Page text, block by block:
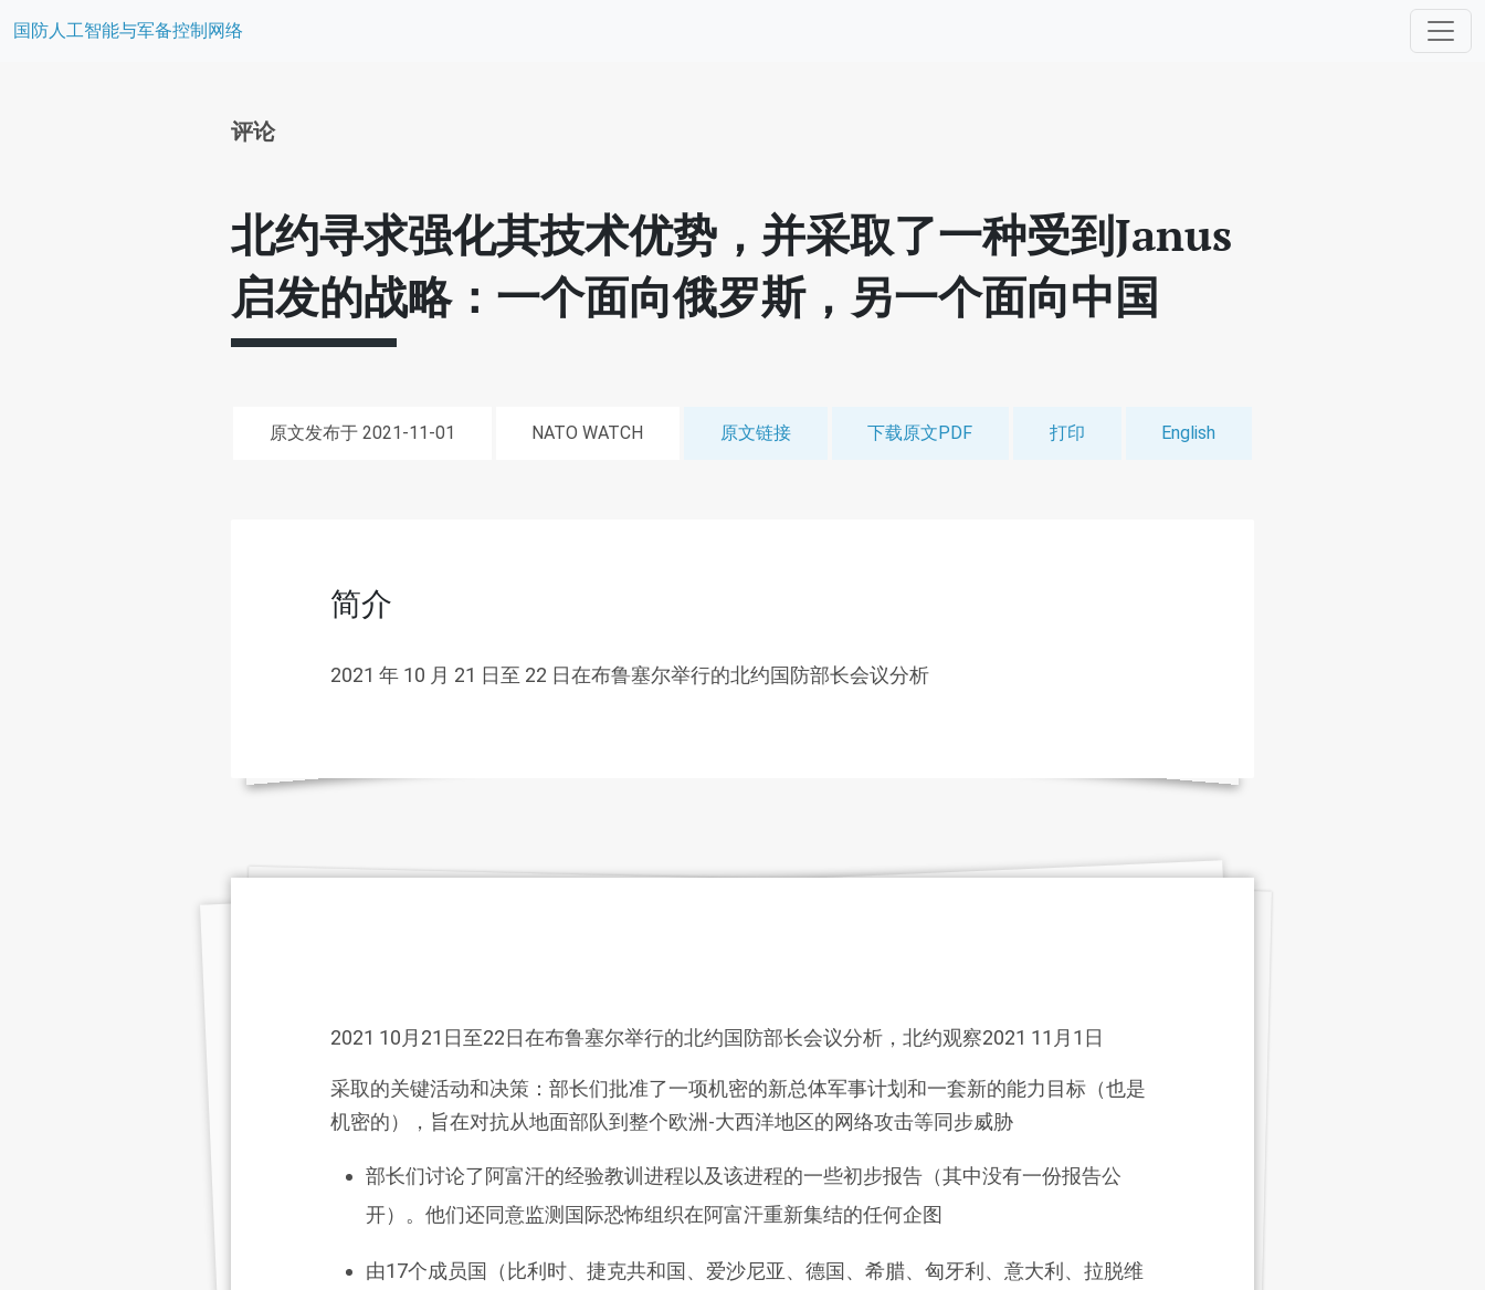
国防人工智能与军备控制网络
评论
北约寻求强化其技术优势，并采取了一种受到Janus
启发的战略：一个面向俄罗斯，另一个面向中国
原文发布于 2021-11-01 NATO WATCH 原文链接 下载原文PDF 打印 English
简介
2021 年 10 月 21 日至 22 日在布鲁塞尔举行的北约国防部长会议分析
2021 10月21日至22日在布鲁塞尔举行的北约国防部长会议分析，北约观察2021 11月1日
采取的关键活动和决策：部长们批准了一项机密的新总体军事计划和一套新的能力目标（也是
机密的），旨在对抗从地面部队到整个欧洲-大西洋地区的网络攻击等同步威胁
部长们讨论了阿富汗的经验教训进程以及该进程的一些初步报告（其中没有一份报告公
开）。他们还同意监测国际恐怖组织在阿富汗重新集结的任何企图
由17个成员国（比利时、捷克共和国、爱沙尼亚、德国、希腊、匈牙利、意大利、拉脱维